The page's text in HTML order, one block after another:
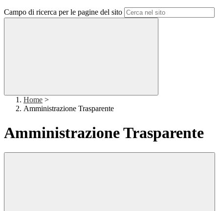
Campo di ricerca per le pagine del sito
Home >
Amministrazione Trasparente
Amministrazione Trasparente